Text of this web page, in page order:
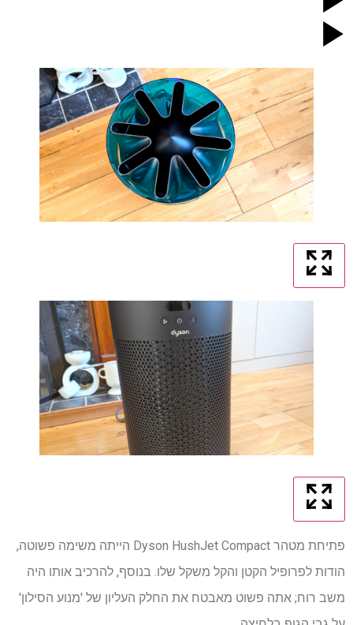
פתיחת מטהר Dyson HushJet Compact הייתה משימה פשוטה,
הודות לפרופיל הקטן והקל משקל שלו. בנוסף, להרכיב אותו היה
משב רוח; אתה פשוט מאבטח את החלק העליון של 'מנוע הסילון'